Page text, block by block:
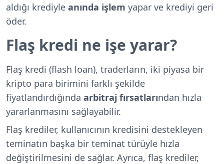
aldığı krediyle anında işlem yapar ve krediyi geri
öder.
Flaş kredi ne işe yarar?
Flaş kredi (flash loan), traderların, iki piyasa bir
kripto para birimini farklı şekilde
fiyatlandırdığında arbitraj fırsatlarından hızla
yararlanmasını sağlayabilir.
Flaş krediler, kullanıcının kredisini destekleyen
teminatın başka bir teminat türüyle hızla
değiştirilmesini de sağlar. Ayrıca, flaş krediler,